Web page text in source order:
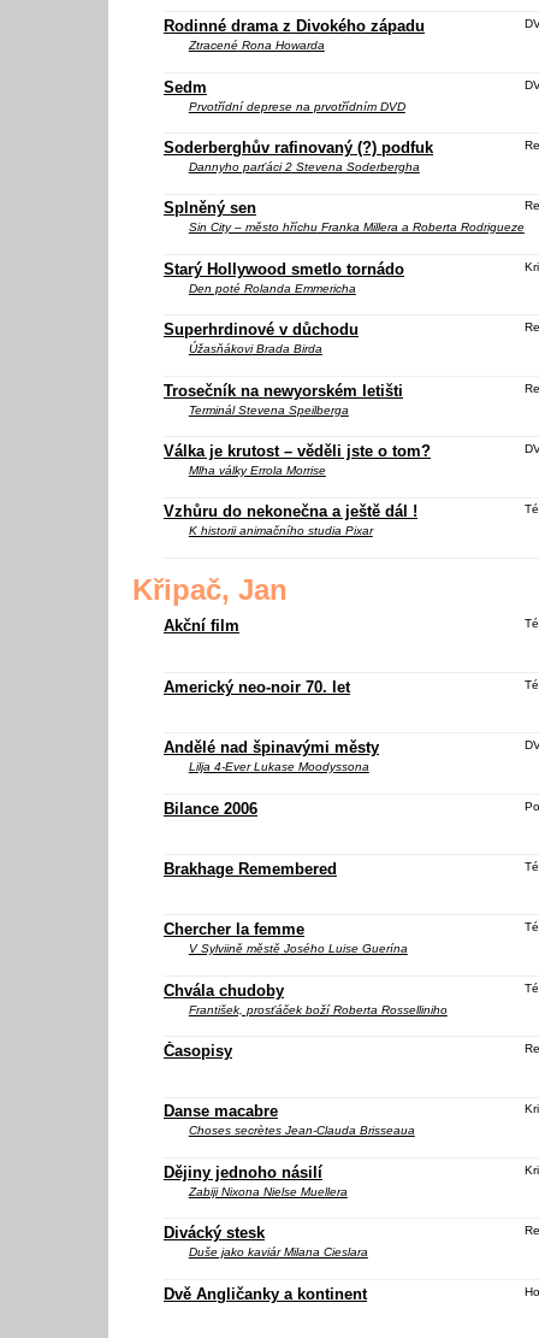
Rodinné drama z Divokého západu
ZtracenéRona Howarda
Sedm
Prvotřídní deprese na prvotřídním DVD
Soderberghův rafinovaný (?) podfuk
Dannyho parťáci 2Stevena Soderbergha
Splněný sen
Sin City – město hříchuFranka Millera a Roberta Rodrigueze
Starý Hollywood smetlo tornádo
Den potéRolanda Emmericha
Superhrdinové v důchodu
ÚžasňákoviBrada Birda
Trosečník na newyorském letišti
TerminálStevena Speilberga
Válka je krutost – věděli jste o tom?
Mlha válkyErrola Morrise
Vzhůru do nekonečna a ještě dál !
K historii animačního studia Pixar
Křipač, Jan
Akční film
Americký neo-noir 70. let
Andělé nad špinavými městy
Lilja 4-EverLukase Moodyssona
Bilance 2006
Brakhage Remembered
Chercher la femme
V Sylviině městěJosého Luise Guerína
Chvála chudoby
František, prosťáček božíRoberta Rosselliniho
Časopisy
Danse macabre
Choses secrètesJean-Clauda Brisseaua
Dějiny jednoho násilí
Zabiji Nixona Nielse Muellera
Divácký stesk
Duše jako kaviárMilana Cieslara
Dvě Angličanky a kontinent